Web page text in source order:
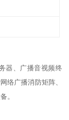
器、广播音视频终
络广播消防矩阵、
。